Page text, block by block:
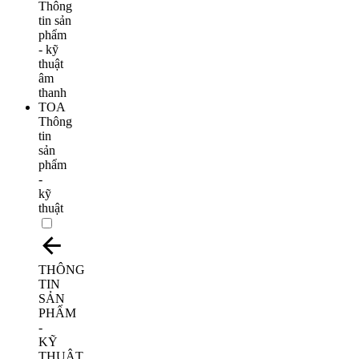
Thông
tin
sản
phẩm
-
kỹ
thuật
THÔNG
TIN
SẢN
PHẨM
-
KỸ
THUẬT